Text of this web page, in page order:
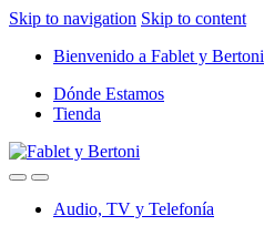
Skip to navigation Skip to content
Bienvenido a Fablet y Bertoni
Dónde Estamos
Tienda
Audio, TV y Telefonía